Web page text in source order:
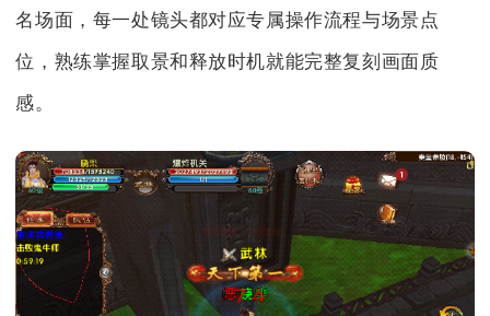
名场面，每一处镜头都对应专属操作流程与场景点
位，熟练掌握取景和释放时机就能完整复刻画面质
感。